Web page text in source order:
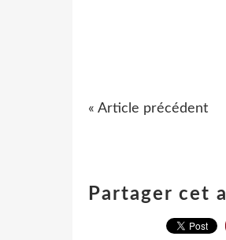
« Article précédent
Partager cet